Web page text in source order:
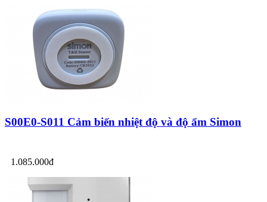
S00E0-S011 Cảm biến nhiệt độ và độ ẩm Simon
1.085.000đ